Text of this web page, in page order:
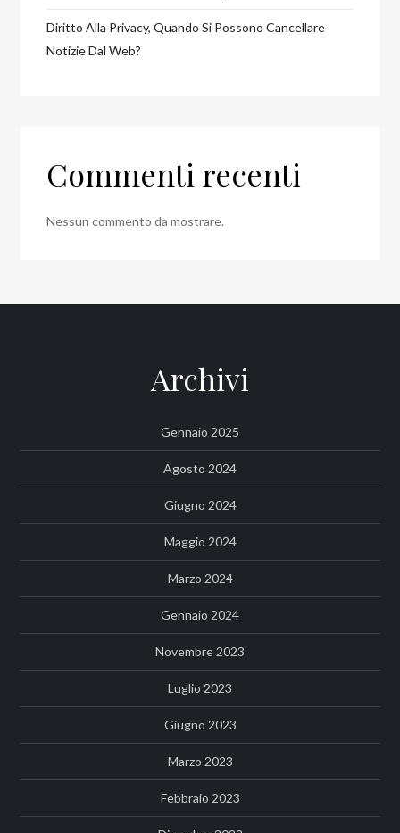
Diritto Alla Privacy, Quando Si Possono Cancellare
Notizie Dal Web?
Commenti recenti
Nessun commento da mostrare.
Archivi
Gennaio 2025
Agosto 2024
Giugno 2024
Maggio 2024
Marzo 2024
Gennaio 2024
Novembre 2023
Luglio 2023
Giugno 2023
Marzo 2023
Febbraio 2023